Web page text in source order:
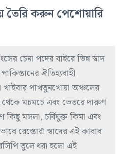
তৈরি করুন পেশোয়ারি
চেনা পদের বাইরে ভিন্ন স্বাদ
ঐতিহ্যবাহী
খাইবার পাখতুনখোয়া অঞ্চলের
থেকে মচমচে এবং ভেতরে দারুণ
মসলা, চর্বিযুক্ত কিমা এবং
রেস্তোরাঁ স্বাদের এই কাবাব
তুলে ধরা হলো এই